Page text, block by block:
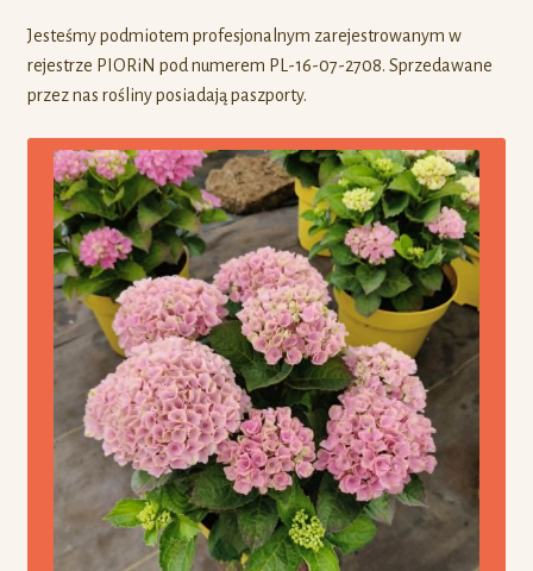
Jesteśmy podmiotem profesjonalnym zarejestrowanym w
rejestrze PIORiN pod numerem PL-16-07-2708. Sprzedawane
przez nas rośliny posiadają paszporty.